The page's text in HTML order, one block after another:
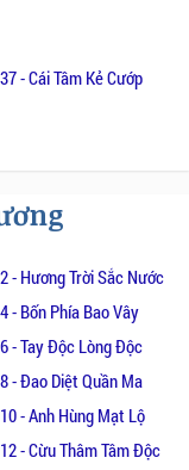
- Cái Tâm Kẻ Cướp
- Hương Trời Sắc Nước
- Bốn Phía Bao Vây
- Tay Độc Lòng Độc
- Đao Diệt Quần Ma
- Anh Hùng Mạt Lộ
- Cừu Thâm Tâm Độc